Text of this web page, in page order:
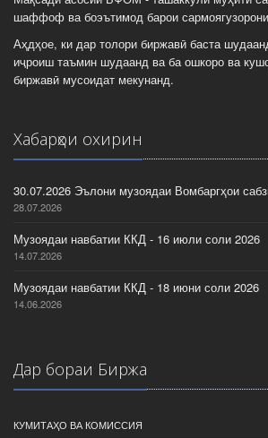
шаффоф ва боэътимод барои
Аҳдҳое, ки дар толори биржавӣ баста
иҷроиш таъмин шудаанд ва ба ошкоро ва
биржавӣ мусоидат мекунанд.
Хабарҳои охирин
30.07.2026 Эълони музоядаи Вомбаргҳои
28.07.2026
Музоядаи навбатии ККД - 16 июли соли 2026
14.07.2026
Музоядаи навбатии ККД - 18 июни соли 2026
14.06.2026
Дар бораи Биржа
КУМИТАҲО ВА КОМИССИЯ